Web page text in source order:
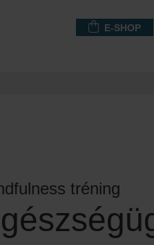
E-SHOP
tréning